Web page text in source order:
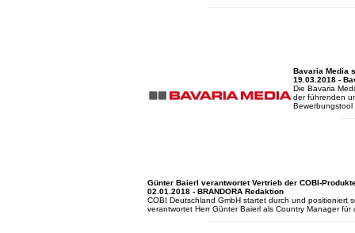
Bavaria Media
19.03.2018 -
Die Bavaria
der führenden
Günter Baierl verantwortet Vertrieb der COBI-
02.01.2018 - BRANDORA Redaktion
COBI Deutschland GmbH startet durch und positioniert
verantwortet Herr Günter Baierl als Country Manager